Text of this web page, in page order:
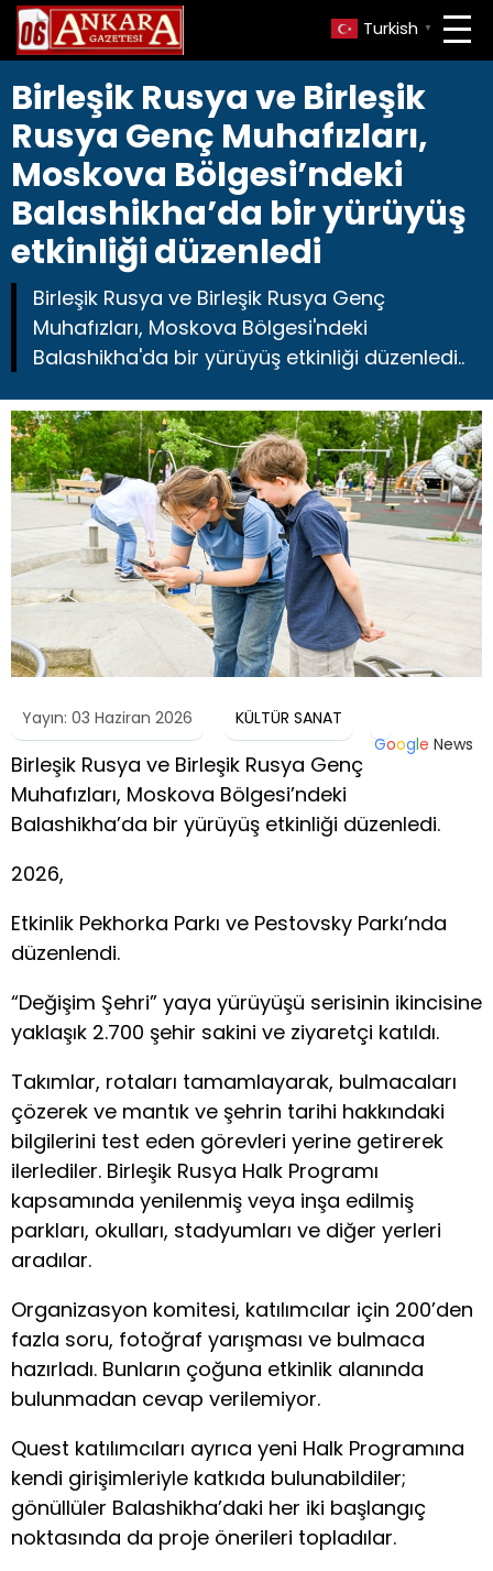
Turkish ▼
Birleşik Rusya ve Birleşik
Rusya Genç Muhafızları,
Moskova Bölgesi’ndeki
Balashikha’da bir yürüyüş
etkinliği düzenledi
Birleşik Rusya ve Birleşik Rusya Genç
Muhafızları, Moskova Bölgesi'ndeki
Balashikha'da bir yürüyüş etkinliği düzenledi..
Yayın: 03 Haziran 2026
KÜLTÜR SANAT
Google News
Birleşik Rusya ve Birleşik Rusya Genç
Muhafızları, Moskova Bölgesi’ndeki
Balashikha’da bir yürüyüş etkinliği düzenledi.
2026,
Etkinlik Pekhorka Parkı ve Pestovsky Parkı’nda
düzenlendi.
“Değişim Şehri” yaya yürüyüşü serisinin ikincisine
yaklaşık 2.700 şehir sakini ve ziyaretçi katıldı.
Takımlar, rotaları tamamlayarak, bulmacaları
çözerek ve mantık ve şehrin tarihi hakkındaki
bilgilerini test eden görevleri yerine getirerek
ilerlediler. Birleşik Rusya Halk Programı
kapsamında yenilenmiş veya inşa edilmiş
parkları, okulları, stadyumları ve diğer yerleri
aradılar.
Organizasyon komitesi, katılımcılar için 200’den
fazla soru, fotoğraf yarışması ve bulmaca
hazırladı. Bunların çoğuna etkinlik alanında
bulunmadan cevap verilemiyor.
Quest katılımcıları ayrıca yeni Halk Programına
kendi girişimleriyle katkıda bulunabildiler;
gönüllüler Balashikha’daki her iki başlangıç ​​
noktasında da proje önerileri topladılar.